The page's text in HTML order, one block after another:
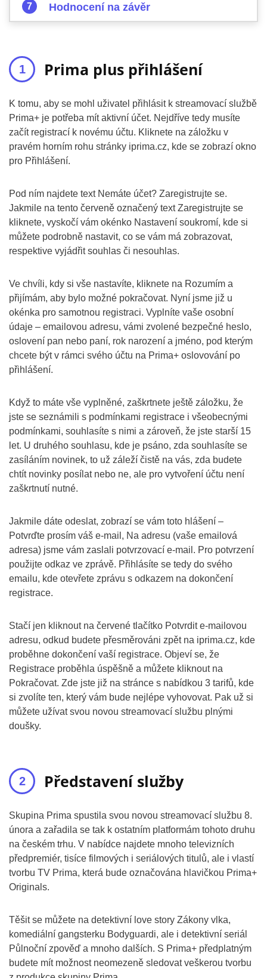
Hodnocení na závěr
Prima plus přihlášení
K tomu, aby se mohl uživatel přihlásit k streamovací službě
Prima+ je potřeba mít aktivní účet. Nejdříve tedy musíte
začít registrací k novému účtu. Kliknete na záložku v
pravém horním rohu stránky iprima.cz, kde se zobrazí okno
pro Přihlášení.
Pod ním najdete text Nemáte účet? Zaregistrujte se.
Jakmile na tento červeně označený text Zaregistrujte se
kliknete, vyskočí vám okénko Nastavení soukromí, kde si
můžete podrobně nastavit, co se vám má zobrazovat,
respektive vyjádřit souhlas či nesouhlas.
Ve chvíli, kdy si vše nastavíte, kliknete na Rozumím a
přijímám, aby bylo možné pokračovat. Nyní jsme již u
okénka pro samotnou registraci. Vyplníte vaše osobní
údaje – emailovou adresu, vámi zvolené bezpečné heslo,
oslovení pan nebo paní, rok narození a jméno, pod kterým
chcete být v rámci svého účtu na Prima+ oslovování po
přihlášení.
Když to máte vše vyplněné, zaškrtnete ještě záložku, že
jste se seznámili s podmínkami registrace i všeobecnými
podmínkami, souhlasíte s nimi a zároveň, že jste starší 15
let. U druhého souhlasu, kde je psáno, zda souhlasíte se
zasíláním novinek, to už záleží čistě na vás, zda budete
chtít novinky posílat nebo ne, ale pro vytvoření účtu není
zaškrtnutí nutné.
Jakmile dáte odeslat, zobrazí se vám toto hlášení –
Potvrďte prosím váš e-mail, Na adresu (vaše emailová
adresa) jsme vám zaslali potvrzovací e-mail. Pro potvrzení
použijte odkaz ve zprávě. Přihlásíte se tedy do svého
emailu, kde otevřete zprávu s odkazem na dokončení
registrace.
Stačí jen kliknout na červené tlačítko Potvrdit e-mailovou
adresu, odkud budete přesměrováni zpět na iprima.cz, kde
proběhne dokončení vaší registrace. Objeví se, že
Registrace proběhla úspěšně a můžete kliknout na
Pokračovat. Zde jste již na stránce s nabídkou 3 tarifů, kde
si zvolíte ten, který vám bude nejlépe vyhovovat. Pak už si
můžete užívat svou novou streamovací službu plnými
doušky.
Představení služby
Skupina Prima spustila svou novou streamovací službu 8.
února a zařadila se tak k ostatním platformám tohoto druhu
na českém trhu. V nabídce najdete mnoho televizních
předpremiér, tisíce filmových i seriálových titulů, ale i vlastí
tvorbu TV Prima, která bude označována hlavičkou Prima+
Originals.
Těšit se můžete na detektivní love story Zákony vlka,
komediální gangsterku Bodyguardi, ale i detektivní seriál
Půlnoční zpověď a mnoho dalších. S Prima+ předplatným
budete mít možnost neomezeně sledovat veškerou tvorbu